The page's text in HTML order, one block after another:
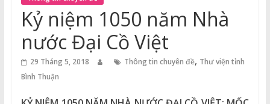
Thuận
Cổng
Vào
Tri
Thức
Kỷ niệm 1050 năm Nhà
nước Đại Cồ Việt
29 Tháng 5, 2018 Thông tin chuyên đề, Thư viện tỉnh
Bình Thuận